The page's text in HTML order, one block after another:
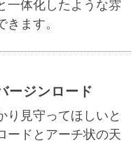
一体化したような雰
ます。
ージンロード
り見守ってほしいと
ードとアーチ状の天